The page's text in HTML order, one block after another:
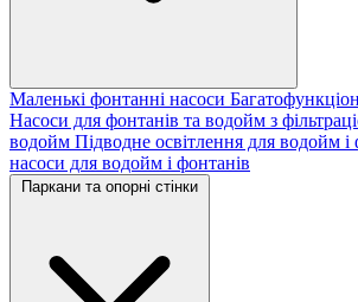
Маленькі фонтанні насоси
Насоси для фонтанів та водойм з
водойм Підводне освітлення для водойм і
насоси для водойм і фонтанів
Паркани та опорні стінки